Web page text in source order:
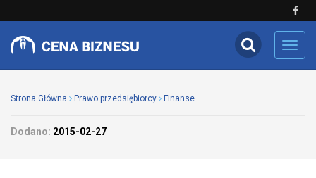
Strona Główna Prawo przedsiębiorcy Finanse
Dodano: 2015-02-27